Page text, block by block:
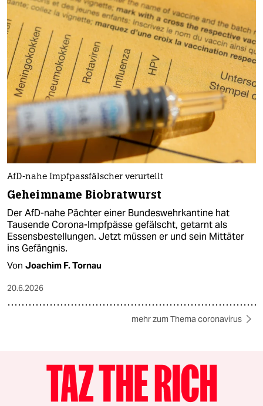
AfD-nahe Impfpassfälscher verurteilt
Geheimname Biobratwurst
Der AfD-nahe Pächter einer Bundeswehrkantine hat
Tausende Corona-Impfpässe gefälscht, getarnt als
Essensbestellungen. Jetzt müssen er und sein Mittäter
ins Gefängnis.
Von Joachim F. Tornau
20.6.2026
mehr zum Thema coronavirus